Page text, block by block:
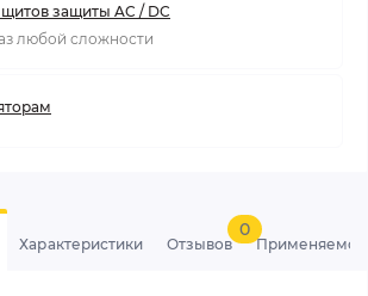
защиты AC / DC
любой сложности
Характеристики Отзывов
0